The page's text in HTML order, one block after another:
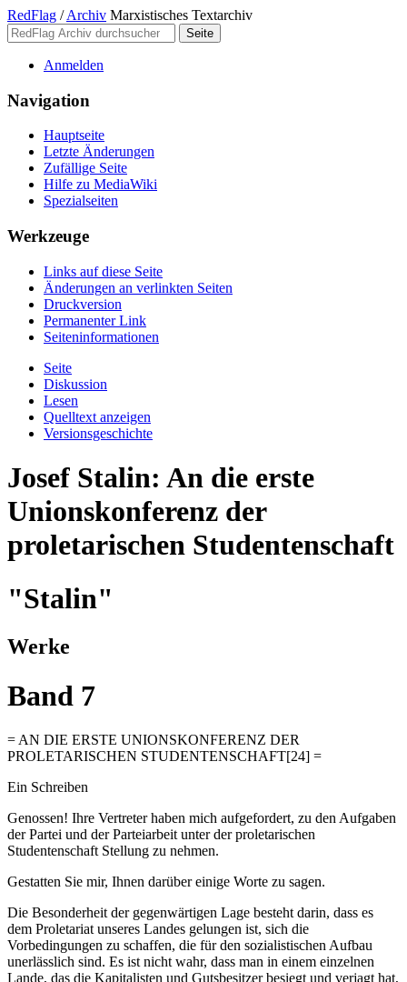
RedFlag / Archiv Marxistisches Textarchiv
Anmelden
Navigation
Hauptseite
Letzte Änderungen
Zufällige Seite
Hilfe zu MediaWiki
Spezialseiten
Werkzeuge
Links auf diese Seite
Änderungen an verlinkten Seiten
Druckversion
Permanenter Link
Seiten­­informationen
Seite
Diskussion
Lesen
Quelltext anzeigen
Versionsgeschichte
Josef Stalin: An die erste
Unionskonferenz der
proletarischen Studentenschaft
"Stalin"
Werke
Band 7
= AN DIE ERSTE UNIONSKONFERENZ DER
PROLETARISCHEN STUDENTENSCHAFT[24] =
Ein Schreiben
Genossen! Ihre Vertreter haben mich aufgefordert, zu den Aufgaben
der Partei und der Parteiarbeit unter der proletarischen
Studentenschaft Stellung zu nehmen.
Gestatten Sie mir, Ihnen darüber einige Worte zu sagen.
Die Besonderheit der gegenwärtigen Lage besteht darin, dass es
dem Proletariat unseres Landes gelungen ist, sich die
Vorbedingungen zu schaffen, die für den sozialistischen Aufbau
unerlässlich sind. Es ist nicht wahr, dass man in einem einzelnen
Lande, das die Kapitalisten und Gutsbesitzer besiegt und verjagt hat,